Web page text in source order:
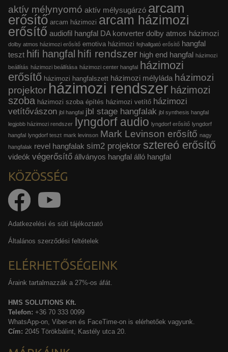
aktív mélynyomó aktív mélysugárzó arcam
erősítő arcam házimozi arcam házimozi
erősítő audiofil hangfal DA konverter dolby atmos házimozi
dolby atmos házimozi erősítő emotiva házimozi fejhallgató erősítő hangfal
teszt hifi hangfal hifi rendszer high end hangfal házimozi
beállítás házimozi beállítása házimozi center hangfal
házimozi
erősítő házimozi hangfalszett házimozi mélyláda házimozi
projektor házimozi rendszer házimozi
szoba házimozi szoba építés házimozi vetítő házimozi
vetítővászon jbl hangfal jbl stage hangfalak jbl synthesis hangfal
legjobb házimozi rendszer
lyngdorf audio lyngdorf erősítő lyngdorf
hangfal
lyngdorf teszt mark levinson Mark Levinson erősítő nagy
hangfalak revel hangfalak sim2 projektor sztereó erősítő
videók végerősítő állványos hangfal álló hangfal
KÖZÖSSÉG
Adatkezelési és süti tájékoztató
Általános szerződési feltételek
ELÉRHETŐSÉGEINK
Áraink tartalmazzák a 27%-os áfát.
HMS SOLUTIONS Kft.
Telefon: +36 70 333 0099
WhatsApp-on, Viber-en és FaceTime-on is elérhetőek vagyunk.
Cím: 2045 Törökbálint, Kastély utca 20.